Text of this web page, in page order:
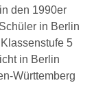
den 1990er
in Berlin
5
in Berlin
Württemberg